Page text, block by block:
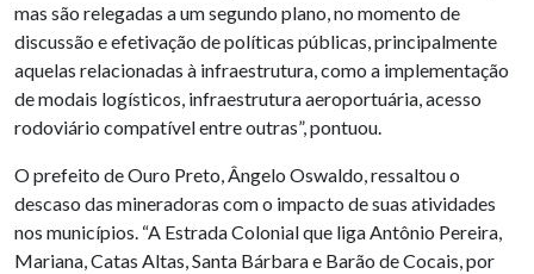
mas são relegadas a um segundo plano, no momento de
discussão e efetivação de políticas públicas, principalmente
aquelas relacionadas à infraestrutura, como a implementação
de modais logísticos, infraestrutura aeroportuária, acesso
rodoviário compatível entre outras”, pontuou.
O prefeito de Ouro Preto, Ângelo Oswaldo, ressaltou o
descaso das mineradoras com o impacto de suas atividades
nos municípios. “A Estrada Colonial que liga Antônio Pereira,
Mariana, Catas Altas, Santa Bárbara e Barão de Cocais, por